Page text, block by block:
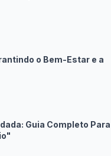
o Bem-Estar e a
Guia Completo Para